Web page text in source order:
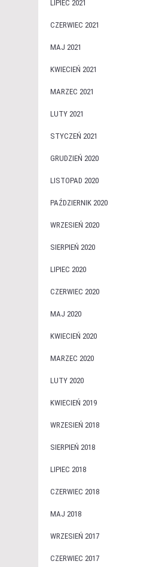
LIPIEC 2021
CZERWIEC 2021
MAJ 2021
KWIECIEŃ 2021
MARZEC 2021
LUTY 2021
STYCZEŃ 2021
GRUDZIEŃ 2020
LISTOPAD 2020
PAŹDZIERNIK 2020
WRZESIEŃ 2020
SIERPIEŃ 2020
LIPIEC 2020
CZERWIEC 2020
MAJ 2020
KWIECIEŃ 2020
MARZEC 2020
LUTY 2020
KWIECIEŃ 2019
WRZESIEŃ 2018
SIERPIEŃ 2018
LIPIEC 2018
CZERWIEC 2018
MAJ 2018
WRZESIEŃ 2017
CZERWIEC 2017